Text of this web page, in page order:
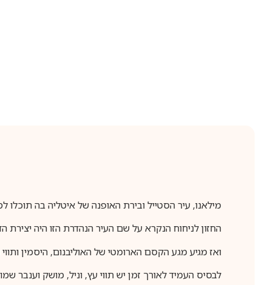
מילאנו, עיר הסטייל ובירת האופנה של איטליה בה תוכלו
החזון לניחוח הנקרא על שם העיר הנהדרת הזו היה יצירת
ואז מגיע מגע הקסם הארומטי של האוליבנום, היסמין
לבסיס העמיד לאורך זמן יש תווי עץ, וניל, מושק וענבר